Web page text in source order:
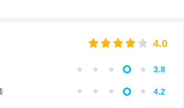
4.0
3.8
4.2